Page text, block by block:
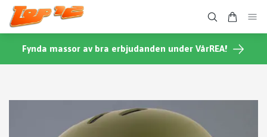
Fynda massor av bra erbjudanden under VårREA!